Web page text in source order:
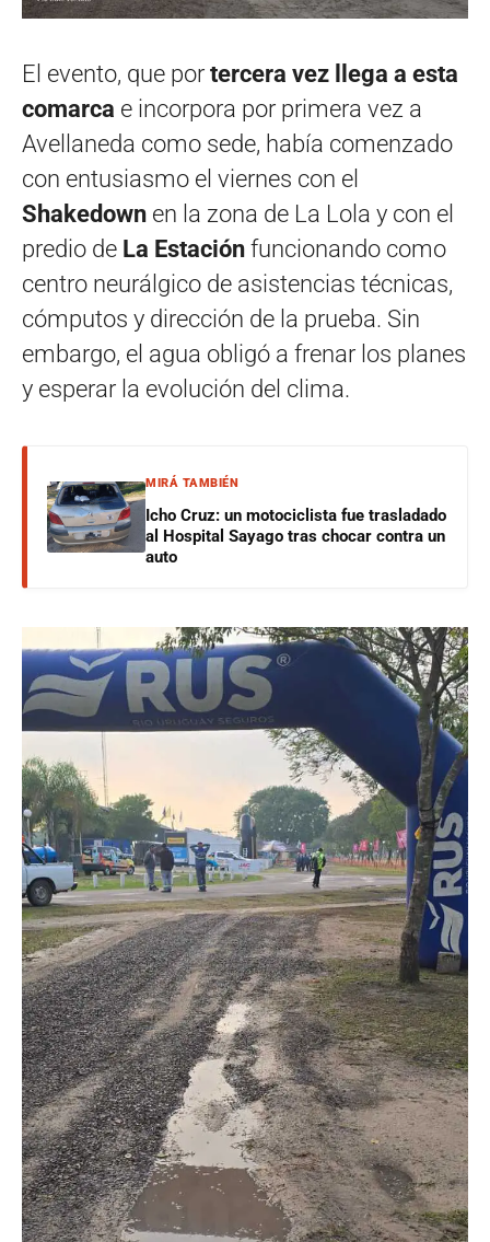
El evento, que por tercera vez llega a esta
comarca e incorpora por primera vez a
Avellaneda como sede, había comenzado
con entusiasmo el viernes con el
Shakedown en la zona de La Lola y con el
predio de La Estación funcionando como
centro neurálgico de asistencias técnicas,
cómputos y dirección de la prueba. Sin
embargo, el agua obligó a frenar los planes
y esperar la evolución del clima.
MIRÁ TAMBIÉN
Icho Cruz: un motociclista fue trasladado
al Hospital Sayago tras chocar contra un
auto